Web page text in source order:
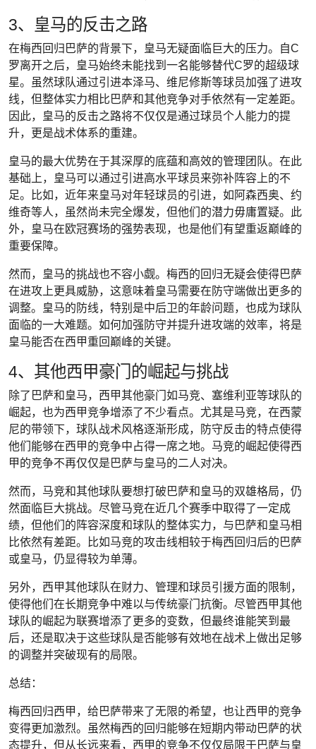
3、皇马的反击之路
在梅西回归巴萨的背景下，皇马无疑面临巨大的压力。自C
罗离开之后，皇马始终未能找到一名能够替代C罗的超级球
星。虽然球队通过引进本泽马、维尼修斯等球员加强了进攻
线，但整体实力相比巴萨和其他竞争对手依然有一定差距。
因此，皇马的反击之路将不仅仅是通过球员个人能力的提
升，更是战术体系的重建。
皇马的最大优势在于其深厚的底蕴和高效的管理团队。在此
基础上，皇马可以通过引进高水平球员来弥补阵容上的不
足。比如，近年来皇马对年轻球员的引进，如阿森西奥、约
维奇等人，虽然尚未完全爆发，但他们的潜力毋庸置疑。此
外，皇马在欧冠赛场的强势表现，也是他们有望重返巅峰的
重要保障。
然而，皇马的挑战也不容小觑。梅西的回归无疑会使得巴萨
在进攻上更具威胁，这意味着皇马需要在防守端做出更多的
调整。皇马的防线，特别是中后卫的年龄问题，也成为球队
面临的一大难题。如何加强防守并提升进攻端的效率，将是
皇马能否在西甲重回巅峰的关键。
4、其他西甲豪门的崛起与挑战
除了巴萨和皇马，西甲其他豪门如马竞、塞维利亚等球队的
崛起，也为西甲竞争增添了不少看点。尤其是马竞，在西蒙
尼的带领下，球队战术风格逐渐形成，防守反击的特点使得
他们能够在西甲的竞争中占得一席之地。马竞的崛起使得西
甲的竞争不再仅仅是巴萨与皇马的二人对决。
然而，马竞和其他球队要想打破巴萨和皇马的双雄格局，仍
然面临巨大挑战。尽管马竞在近几个赛季中取得了一定成
绩，但他们的阵容深度和球队的整体实力，与巴萨和皇马相
比依然有差距。比如马竞的攻击线相较于梅西回归后的巴萨
或皇马，仍显得较为单薄。
另外，西甲其他球队在财力、管理和球员引援方面的限制，
使得他们在长期竞争中难以与传统豪门抗衡。尽管西甲其他
球队的崛起为联赛增添了更多的变数，但最终谁能笑到最
后，还是取决于这些球队是否能够有效地在战术上做出足够
的调整并突破现有的局限。
总结：
梅西回归西甲，给巴萨带来了无限的希望，也让西甲的竞争
变得更加激烈。虽然梅西的回归能够在短期内带动巴萨的状
态提升，但从长远来看，西甲的竞争不仅仅局限于巴萨与皇